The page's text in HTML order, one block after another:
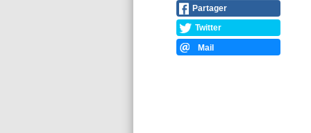
Partager
Twitter
Mail